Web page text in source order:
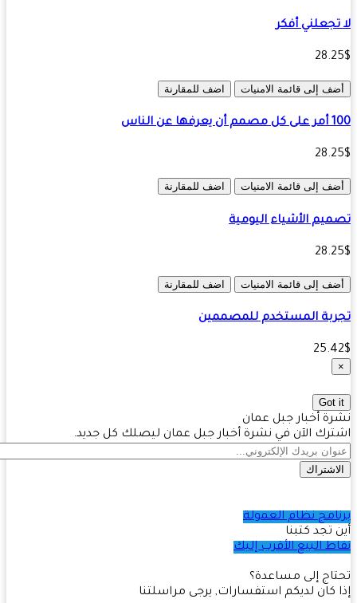
أفكر
إلى قائمة الامنيات اضف للمقارنة
إلى قائمة الامنيات اضف للمقارنة
الأشياء اليومية
إلى قائمة الامنيات اضف للمقارنة
المستخدم للمصممين
أخبار جبل عمان
الآن في نشرة أخبار جبل عمان ليصلك كل جديد.
نظام العمولة
تجد كتبنا
البيع الأقرب إليك
إلى مساعدة؟
كان لديكم استفسارات, يرجى مراسلتنا